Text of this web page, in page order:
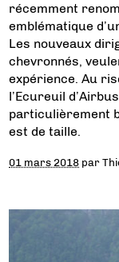
récemment
emblématique
Les nouveaux
chevronnés,
expérience. Au
l’Ecureuil
particulièrement
est de taille.
01 mars 2018 par